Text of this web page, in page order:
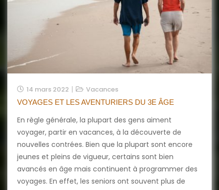
14 mars 2022 Vacances
VOYAGES ET LES AVENTURIERS DU 3E ÂGE
En règle générale, la plupart des gens aiment
voyager, partir en vacances, à la découverte de
nouvelles contrées. Bien que la plupart sont encore
jeunes et pleins de vigueur, certains sont bien
avancés en âge mais continuent à programmer des
voyages. En effet, les seniors ont souvent plus de